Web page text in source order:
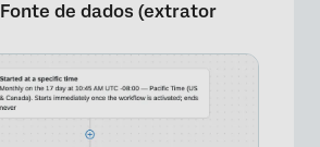
Fonte de dados (extrator